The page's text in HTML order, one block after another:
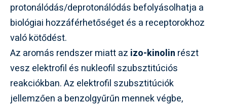
protonálódás/deprotonálódás befolyásolhatja a
biológiai hozzáférhetőséget és a receptorokhoz
való kötődést.
Az aromás rendszer miatt az izo-kinolin részt
vesz elektrofil és nukleofil szubsztitúciós
reakciókban. Az elektrofil szubsztitúciók
jellemzően a benzolgyűrűn mennek végbe,